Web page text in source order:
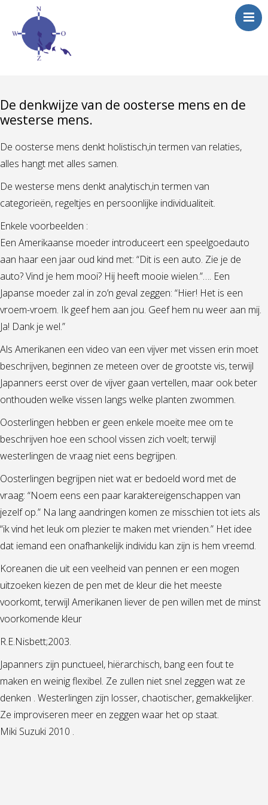
De denkwijze van de oosterse mens en de
westerse mens.
De oosterse mens denkt holistisch,in termen van relaties,
alles hangt met alles samen.
De westerse mens denkt analytisch,in termen van
categorieën, regeltjes en persoonlijke individualiteit.
Enkele voorbeelden :
Een Amerikaanse moeder introduceert een speelgoedauto
aan haar een jaar oud kind met: “Dit is een auto. Zie je de
auto? Vind je hem mooi? Hij heeft mooie wielen.”…. Een
Japanse moeder zal in zo’n geval zeggen: “Hier! Het is een
vroem-vroem. Ik geef hem aan jou. Geef hem nu weer aan mij.
Ja! Dank je wel.”
Als Amerikanen een video van een vijver met vissen erin moet
beschrijven, beginnen ze meteen over de grootste vis, terwijl
Japanners eerst over de vijver gaan vertellen, maar ook beter
onthouden welke vissen langs welke planten zwommen.
Oosterlingen hebben er geen enkele moeite mee om te
beschrijven hoe een school vissen zich voelt; terwijl
westerlingen de vraag niet eens begrijpen.
Oosterlingen begrijpen niet wat er bedoeld word met de
vraag: “Noem eens een paar karaktereigenschappen van
jezelf op.” Na lang aandringen komen ze misschien tot iets als
“ik vind het leuk om plezier te maken met vrienden.” Het idee
dat iemand een onafhankelijk individu kan zijn is hem vreemd.
Koreanen die uit een veelheid van pennen er een mogen
uitzoeken kiezen de pen met de kleur die het meeste
voorkomt, terwijl Amerikanen liever de pen willen met de minst
voorkomende kleur
R.E.Nisbett;2003.
Japanners zijn punctueel, hiërarchisch, bang een fout te
maken en weinig flexibel. Ze zullen niet snel zeggen wat ze
denken . Westerlingen zijn losser, chaotischer, gemakkelijker.
Ze improviseren meer en zeggen waar het op staat.
Miki Suzuki 2010 .